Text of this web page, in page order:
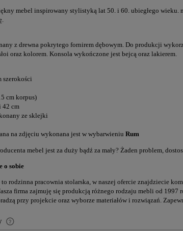
mebel inspirowany stylistyką lat 50. i 60. ubiegłego
z drewna pokrytego fornirem dębowym. Do produkcji
oraz kolorem. Konsola wykończone jest bejcą oraz lakierem.
szerokości
cm korpus)
42 cm
ze sklejki
na zdjęciu wykonana jest w wybarwieniu Rum
mebel jest za duży bądź za mały? Żaden problem,
o sobie
to rodzinna pracownia stolarska, w naszej ofercie znajdziecie
firma zajmuję się produkcją różnego rodzaju mebli od
przy projekcie oraz wyborze materiałów i rozwiązań.